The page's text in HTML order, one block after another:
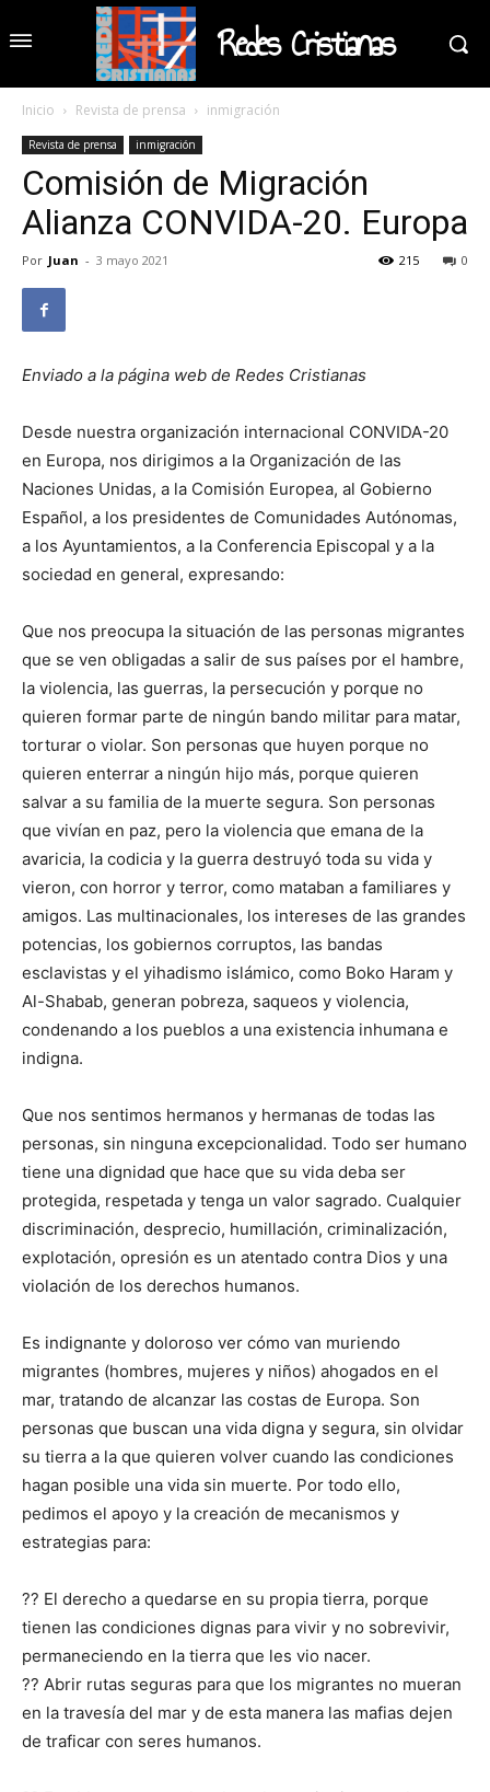
Redes Cristianas
Inicio Revista de prensa inmigración
Revista de prensa inmigración
Comisión de Migración
Alianza CONVIDA-20. Europa
Por Juan - 3 mayo 2021 0
215
Enviado a la página web de Redes Cristianas
Desde nuestra organización internacional CONVIDA-20
en Europa, nos dirigimos a la Organización de las
Naciones Unidas, a la Comisión Europea, al Gobierno
Español, a los presidentes de Comunidades Autónomas,
a los Ayuntamientos, a la Conferencia Episcopal y a la
sociedad en general, expresando:
Que nos preocupa la situación de las personas migrantes
que se ven obligadas a salir de sus países por el hambre,
la violencia, las guerras, la persecución y porque no
quieren formar parte de ningún bando militar para matar,
torturar o violar. Son personas que huyen porque no
quieren enterrar a ningún hijo más, porque quieren
salvar a su familia de la muerte segura. Son personas
que vivían en paz, pero la violencia que emana de la
avaricia, la codicia y la guerra destruyó toda su vida y
vieron, con horror y terror, como mataban a familiares y
amigos. Las multinacionales, los intereses de las grandes
potencias, los gobiernos corruptos, las bandas
esclavistas y el yihadismo islámico, como Boko Haram y
Al-Shabab, generan pobreza, saqueos y violencia,
condenando a los pueblos a una existencia inhumana e
indigna.
Que nos sentimos hermanos y hermanas de todas las
personas, sin ninguna excepcionalidad. Todo ser humano
tiene una dignidad que hace que su vida deba ser
protegida, respetada y tenga un valor sagrado. Cualquier
discriminación, desprecio, humillación, criminalización,
explotación, opresión es un atentado contra Dios y una
violación de los derechos humanos.
Es indignante y doloroso ver cómo van muriendo
migrantes (hombres, mujeres y niños) ahogados en el
mar, tratando de alcanzar las costas de Europa. Son
personas que buscan una vida digna y segura, sin olvidar
su tierra a la que quieren volver cuando las condiciones
hagan posible una vida sin muerte. Por todo ello,
pedimos el apoyo y la creación de mecanismos y
estrategias para:
?? El derecho a quedarse en su propia tierra, porque
tienen las condiciones dignas para vivir y no sobrevivir,
permaneciendo en la tierra que les vio nacer.
?? Abrir rutas seguras para que los migrantes no mueran
en la travesía del mar y de esta manera las mafias dejen
de traficar con seres humanos.